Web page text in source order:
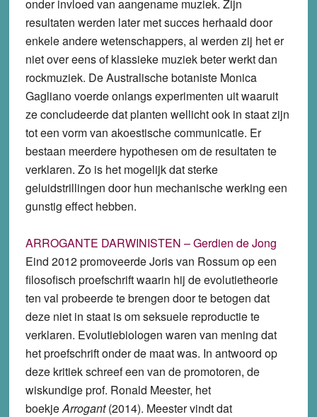
onder invloed van aangename muziek. Zijn
resultaten werden later met succes herhaald door
enkele andere wetenschappers, al werden zij het er
niet over eens of klassieke muziek beter werkt dan
rockmuziek. De Australische botaniste Monica
Gagliano voerde onlangs experimenten uit waaruit
ze concludeerde dat planten wellicht ook in staat zijn
tot een vorm van akoestische communicatie. Er
bestaan meerdere hypothesen om de resultaten te
verklaren. Zo is het mogelijk dat sterke
geluidstrillingen door hun mechanische werking een
gunstig effect hebben.
ARROGANTE DARWINISTEN – Gerdien de Jong
Eind 2012 promoveerde Joris van Rossum op een
filosofisch proefschrift waarin hij de evolutietheorie
ten val probeerde te brengen door te betogen dat
deze niet in staat is om seksuele reproductie te
verklaren. Evolutiebiologen waren van mening dat
het proefschrift onder de maat was. In antwoord op
deze kritiek schreef een van de promotoren, de
wiskundige prof. Ronald Meester, het
boekjeArrogant(2014). Meester vindt dat